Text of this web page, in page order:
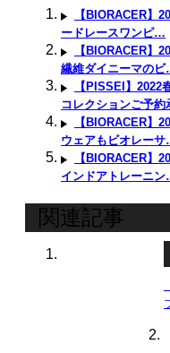
【BIORACER】
ードレースワンピ…
【BIORACER】
繊維ダイニーマの
【PISSEI】2022
コレクションご予
【BIORACER】
ウェアもビオレー
【BIORACER】
インドアトレーニ
関連記事